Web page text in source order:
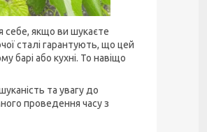
себе, якщо ви шукаєте
сталі гарантують, що цей
барі або кухні. То навіщо
та увагу до
проведення часу з